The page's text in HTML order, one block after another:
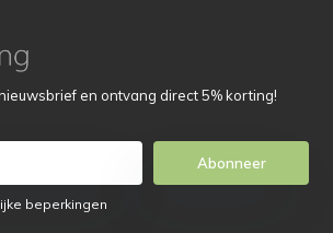
en ontvang direct 5% korting!
Abonneer
beperkingen